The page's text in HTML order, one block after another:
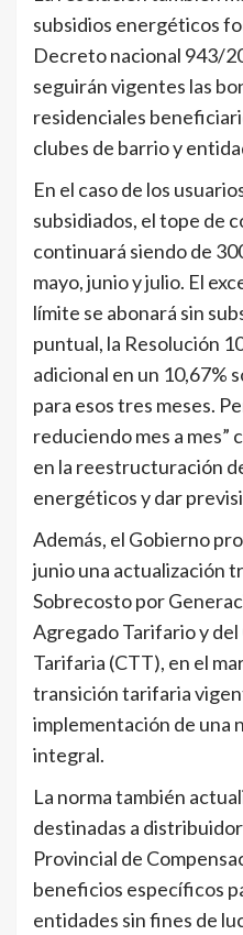
subsidios energéticos
Decreto nacional 943/
seguirán vigentes las
residenciales
clubes de barrio y
En el caso de los
subsidiados, el tope de
continuará siendo de
mayo, junio y julio. El
límite se abonará sin
puntual, la Resolución
adicional en un 10,67%
para esos tres meses.
reduciendo mes a mes”
en la reestructuración
energéticos y dar
Además, el Gobierno
junio una actualización
Sobrecosto por
Agregado Tarifario y
Tarifaria (CTT), en el
transición tarifaria
implementación de una
integral.
La norma también
destinadas a
Provincial de
beneficios específicos
entidades sin fines de